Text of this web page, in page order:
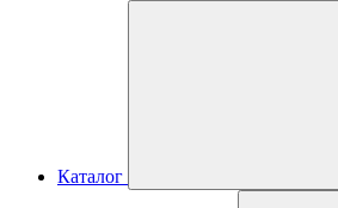
Каталог